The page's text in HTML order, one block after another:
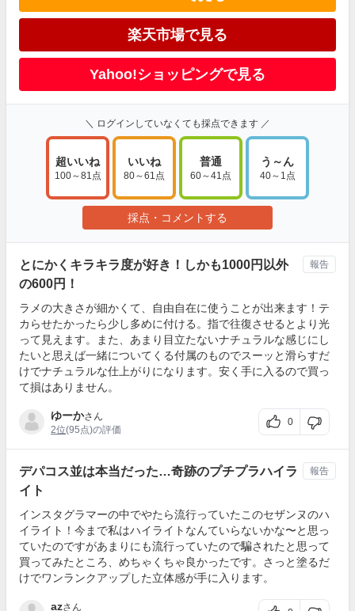
楽天市場で見る
Yahoo!ショッピングで見る
＼ ログインしていなくても採点できます ／
超いいね
100～81点
いいね
80～61点
普通
60～41点
う～ん
40～1点
採点・コメントする
とにかくキラキラ度が好き！しかも1000円以外
の600円！
ラメの大きさが細かくて、自由自在に使うことが出来ます！テ
カらせたかったら少し多めに付ける。指で往復させるとより光
って見えます。また、あまり目立たないナチュラルな感じにし
たいと思えば一緒についてくる付属のものでスーッと滑らすだ
けでナチュラルな仕上がりになります。安く手に入るので買っ
て損はありません。
ゆーかさん
2位(95点)の評価
0
報告
デパコス並は本当だった…奇跡のプチプラハイラ
イト
インスタグラマーの中でやたら流行っていたこのセザンヌのハ
イライト！今まで私はハイライトなんていらないかな〜と思っ
ていたのですがあまりにも流行っていたので騙されたと思って
買ってみたところ、めちゃくちゃ良かったです。さっと塗るだ
けでワンランクアップした立体感が手に入ります。
azさん
報告